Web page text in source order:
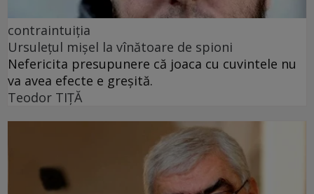
contraintuiția
Ursulețul mișel la vînătoare de spioni
Nefericita presupunere că joaca cu cuvintele nu
va avea efecte e greșită.
Teodor TIŢĂ